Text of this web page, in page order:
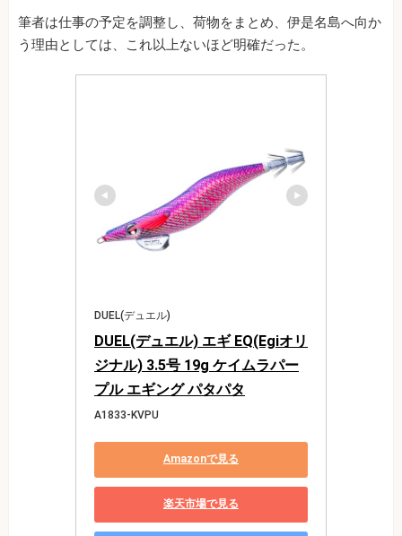
筆者は仕事の予定を調整し、荷物をまとめ、伊是名島へ向か
う理由としては、これ以上ないほど明確だった。
DUEL(デュエル)
DUEL(デュエル) エギ EQ(Egiオリ
ジナル) 3.5号 19g ケイムラパー
プル エギング パタパタ
A1833-KVPU
Amazonで見る
楽天市場で見る